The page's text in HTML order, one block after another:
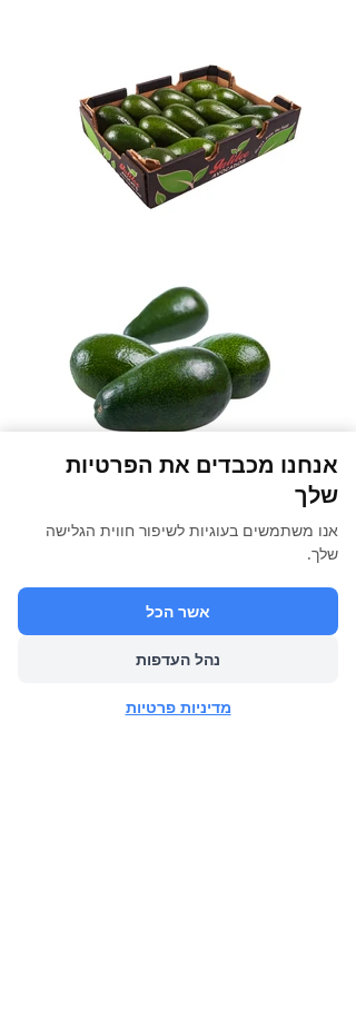
אנחנו מכבדים את הפרטיות
שלך
אנו משתמשים בעוגיות לשיפור חווית הגלישה
שלך.
אשר הכל
נהל העדפות
מדיניות פרטיות